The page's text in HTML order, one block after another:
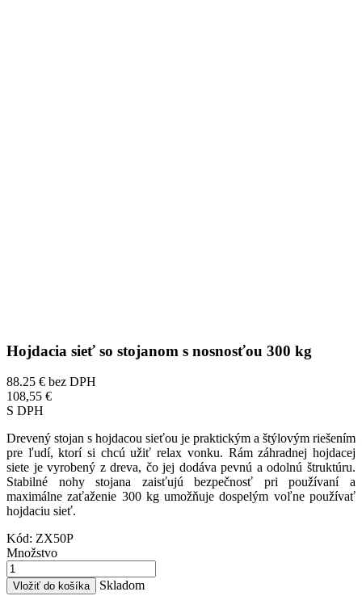
Hojdacia sieť so stojanom s nosnosťou 300 kg
88.25 € bez DPH
108,55 €
S DPH
Drevený stojan s hojdacou sieťou je praktickým a štýlovým riešením
pre ľudí, ktorí si chcú užiť relax vonku. Rám záhradnej hojdacej
siete je vyrobený z dreva, čo jej dodáva pevnú a odolnú štruktúru.
Stabilné nohy stojana zaisťujú bezpečnosť pri používaní a
maximálne zaťaženie 300 kg umožňuje dospelým voľne používať
hojdaciu sieť.
Kód: ZX50P
Množstvo
Vložiť do košíka Skladom